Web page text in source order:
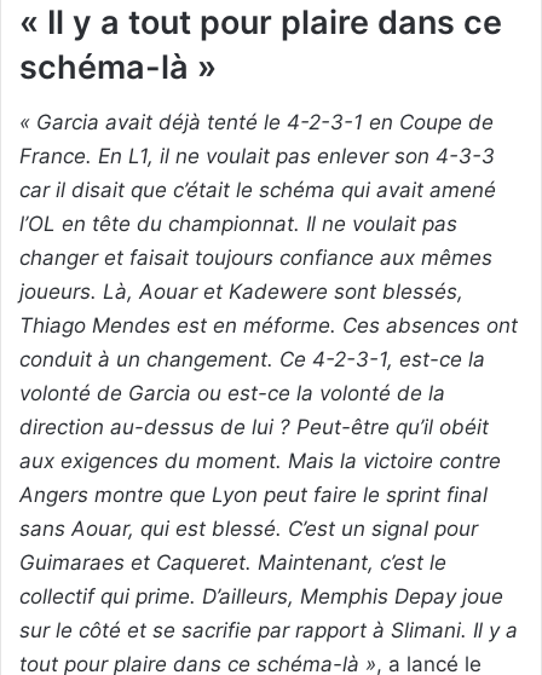
« Il y a tout pour plaire dans ce
schéma-là »
« Garcia avait déjà tenté le 4-2-3-1 en Coupe de
France. En L1, il ne voulait pas enlever son 4-3-3
car il disait que c’était le schéma qui avait amené
l’OL en tête du championnat. Il ne voulait pas
changer et faisait toujours confiance aux mêmes
joueurs. Là, Aouar et Kadewere sont blessés,
Thiago Mendes est en méforme. Ces absences ont
conduit à un changement. Ce 4-2-3-1, est-ce la
volonté de Garcia ou est-ce la volonté de la
direction au-dessus de lui ? Peut-être qu’il obéit
aux exigences du moment. Mais la victoire contre
Angers montre que Lyon peut faire le sprint final
sans Aouar, qui est blessé. C’est un signal pour
Guimaraes et Caqueret. Maintenant, c’est le
collectif qui prime. D’ailleurs, Memphis Depay joue
sur le côté et se sacrifie par rapport à Slimani. Il y a
tout pour plaire dans ce schéma-là », a lancé le